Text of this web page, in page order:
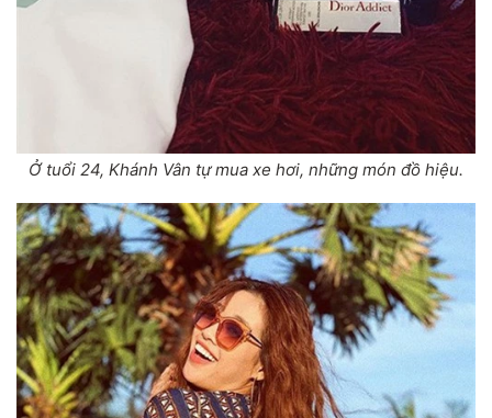
Ở tuổi 24, Khánh Vân tự mua xe hơi, những món đồ hiệu.